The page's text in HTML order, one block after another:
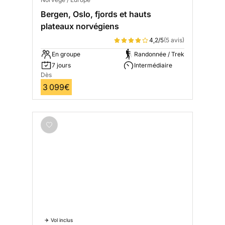
Bergen, Oslo, fjords et hauts
plateaux norvégiens
4,2/5(5 avis)
En groupe
7 jours
Randonnée / Trek
Intermédiaire
Dès
3 099€
✈️ Vol inclus